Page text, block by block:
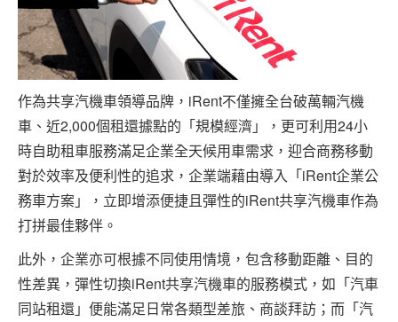
作為共享汽機車領導品牌，iRent不僅擁全台破萬輛汽機
車、近2,000個租還據點的「規模經濟」，更可利用24小
時自助租車服務滿足企業全天候用車需求，迎合商務移動
對於效率及便利性的追求，企業端藉由導入「iRent企業公
務車方案」，立即增添便捷且彈性的iRent共享汽機車作為
打拼最佳夥伴。
此外，企業亦可根據不同使用情境，包含移動距離、目的
性差異，彈性切換iRent共享汽機車的服務模式，如「汽車
同站租還」便能滿足日常各類型差旅、商談拜訪；而「汽